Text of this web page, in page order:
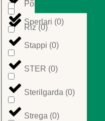
Polenta
Riz(0)
Sperlari (0)
Stappi (0)
STER (0)
Sterilgarda (0)
Strega (0)